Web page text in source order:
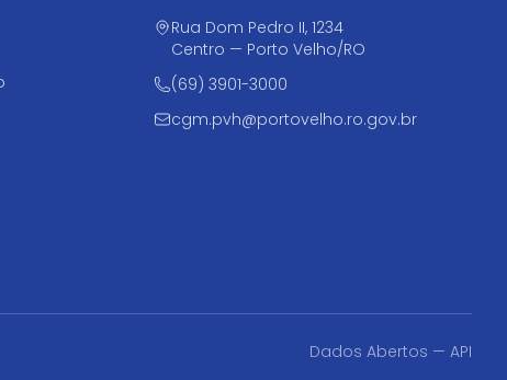
Rua Dom Pedro II, 1234
Centro — Porto Velho/RO
(69) 3901-3000
cgm.pvh@portovelho.ro.gov.br
Dados Abertos — API